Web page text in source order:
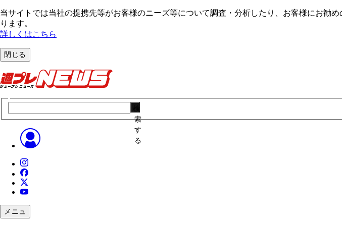
当サイトでは当社の提携先等がお客様のニーズ等について調査・分析したり、お客様にお勧
ります。
詳しくはこちら
閉じる
索
す
る
メニュ